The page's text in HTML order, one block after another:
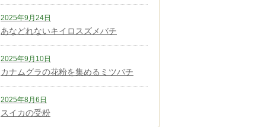
2025年9月24日
あなどれないキイロスズメバチ
2025年9月10日
カナムグラの花粉を集めるミツバチ
2025年8月6日
スイカの受粉